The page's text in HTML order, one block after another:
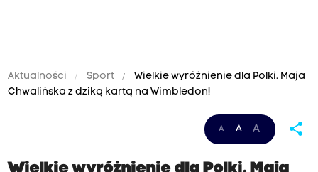
Aktualności Sport
Wielkie wyróżnienie dla Polki. Maja
Chwalińska z dziką kartą na Wimbledon!
A A A share